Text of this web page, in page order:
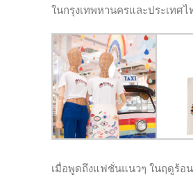
ในกรุงเทพหานครและประเทศไ
เมื่อพูดถึงแฟชั่นแนวๆ ในฤดูร้อ